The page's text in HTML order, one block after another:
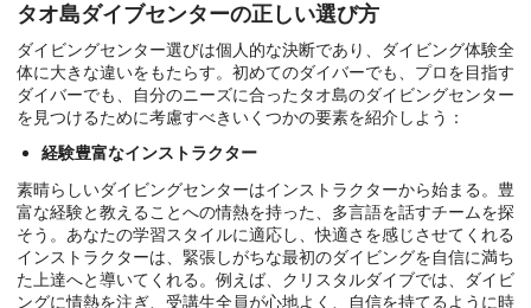
タオ島ダイブセンターの正しい選び方
ダイビングセンター選びは個人的な決断であり、ダイビング体験全
体に大きな違いをもたらす。初めてのダイバーでも、プロを目指す
ダイバーでも、自分のニーズに合ったタオ島のダイビングセンター
を見つけるために考慮すべきいくつかの要素を紹介しよう：
経験豊富なインストラクター
素晴らしいダイビングセンターはインストラクターから始まる。豊
富な経験と教えることへの情熱を持った、多言語を話すチームを探
そう。あなたの学習スタイルに適応し、快適さを感じさせてくれる
インストラクターは、緊張しがちな最初のダイビングを自信に満ち
た上達へと導いてくれる。例えば、クリスタルダイブでは、ダイビ
ングに情熱を注ぎ、受講生全員が心地よく、自信を持てるように時